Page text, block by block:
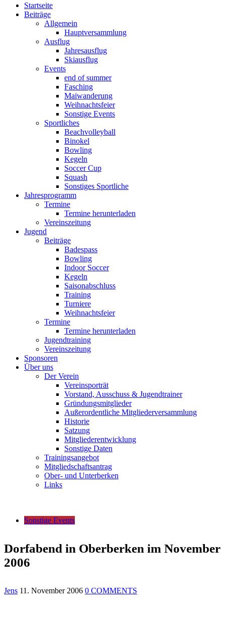
Startseite
Beiträge
Allgemein
Hauptversammlung
Ausflug
Jahresausflug
Skiausflug
Events
end of summer
Fasching
Maiwanderung
Weihnachtsfeier
Sonstige Events
Sportliches
Beachvolleyball
Binokel
Bowling
Kegeln
Soccer Cup
Squash
Sonstiges Sportliche
Jahresprogramm
Termine
Termine herunterladen
Vereinszeitung
Jugend
Beiträge
Badespass
Bowling
Indoor Soccer
Kegeln
Saisonabschluss
Training
Turniere
Weihnachtsfeier
Termine
Termine herunterladen
Jugendtraining
Vereinszeitung
Sponsoren
Über uns
Der Verein
Vereinsporträt
Vorstand, Ausschuss & Jugendtrainer
Gründungsmitglieder
Außerordentliche Mitgliederversammlung
Historie
Satzung
Mitgliederentwicklung
Sonstige Daten
Trainingsangebot
Mitgliedschaftsantrag
Ober- und Unterberken
Links
Sonstige Events
Dorfabend in Oberberken im November
2006
Jens 11. November 2006 0 COMMENTS